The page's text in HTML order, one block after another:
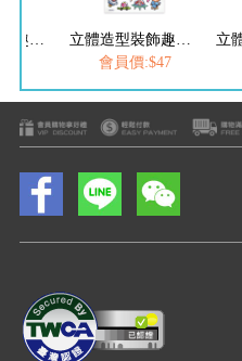
會員價:$47